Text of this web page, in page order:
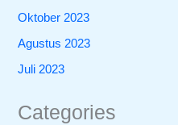
Oktober 2023
Agustus 2023
Juli 2023
Categories